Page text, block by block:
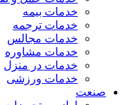
خدمات بیمه
خدمات ترجمه
خدمات مجالس
خدمات مشاوره
خدمات در منزل
خدمات ورزشی
صنعت